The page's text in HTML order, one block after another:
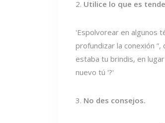
2. Utilice lo que es
'Espolvorear en algunos
profundizar la conexión
estaba tu brindis, en
nuevo tú '?'
3. No des consejos.